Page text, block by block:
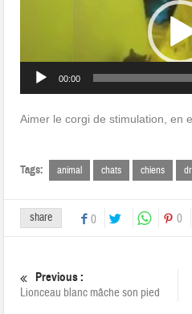
00:00
Aimer le corgi de stimulation, en
Tags: animal chats chiens
share 0 0
Previous :
Lionceau blanc mâche son pied